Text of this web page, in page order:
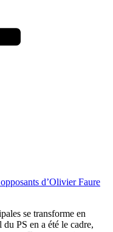
d’Olivier Faure
se transforme en
PS en a été le cadre,